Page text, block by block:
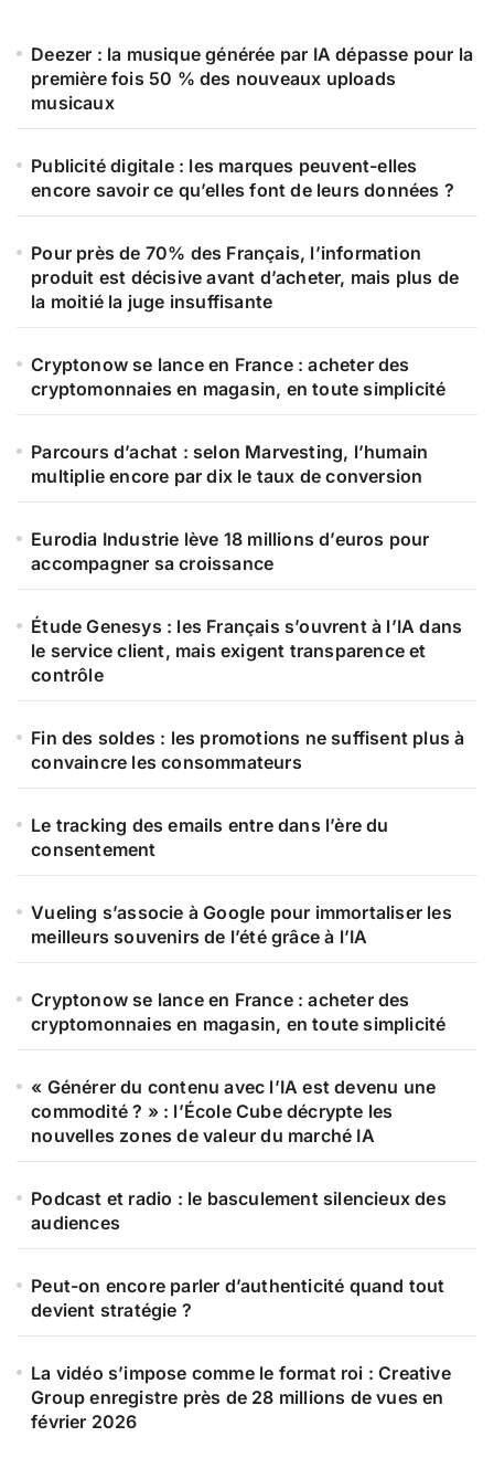
Deezer : la musique générée par IA dépasse pour la
première fois 50 % des nouveaux uploads
musicaux
Publicité digitale : les marques peuvent-elles
encore savoir ce qu’elles font de leurs données ?
Pour près de 70% des Français, l’information
produit est décisive avant d’acheter, mais plus de
la moitié la juge insuffisante
Cryptonow se lance en France : acheter des
cryptomonnaies en magasin, en toute simplicité
Parcours d’achat : selon Marvesting, l’humain
multiplie encore par dix le taux de conversion
Eurodia Industrie lève 18 millions d’euros pour
accompagner sa croissance
Étude Genesys : les Français s’ouvrent à l’IA dans
le service client, mais exigent transparence et
contrôle
Fin des soldes : les promotions ne suffisent plus à
convaincre les consommateurs
Le tracking des emails entre dans l’ère du
consentement
Vueling s’associe à Google pour immortaliser les
meilleurs souvenirs de l’été grâce à l’IA
Cryptonow se lance en France : acheter des
cryptomonnaies en magasin, en toute simplicité
« Générer du contenu avec l’IA est devenu une
commodité ? » : l’École Cube décrypte les
nouvelles zones de valeur du marché IA
Podcast et radio : le basculement silencieux des
audiences
Peut-on encore parler d’authenticité quand tout
devient stratégie ?
La vidéo s’impose comme le format roi : Creative
Group enregistre près de 28 millions de vues en
février 2026